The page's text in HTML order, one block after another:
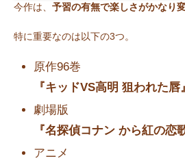
今作は、 予習の有無で楽しさがかなり
特に重要なのは以下の3つ。
原作96巻
『キッドVS高明 狙われた唇』
劇場版
『名探偵コナン から紅の恋
アニメ